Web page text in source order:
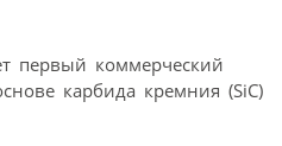
первый коммерческий
карбида кремния (SiC)